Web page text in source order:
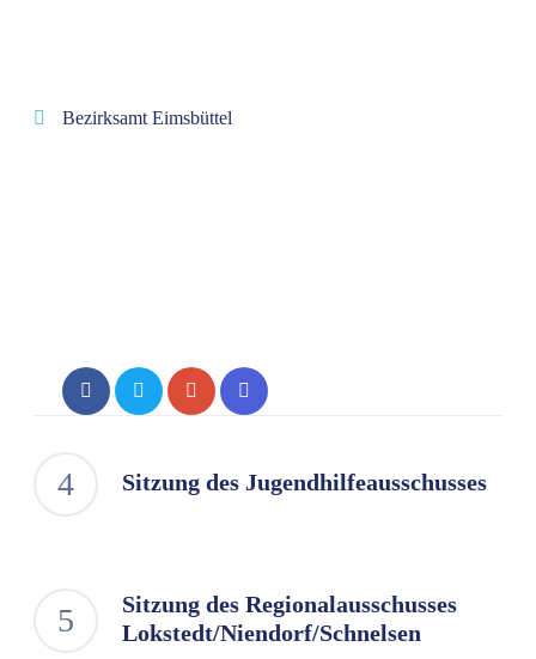
Bezirksamt Eimsbüttel
Sitzung des Jugendhilfeausschusses
Sitzung des Regionalausschusses
Lokstedt/Niendorf/Schnelsen